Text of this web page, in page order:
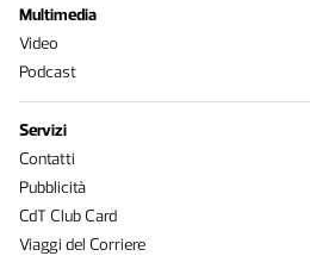
Multimedia
Video
Podcast
Servizi
Contatti
Pubblicità
CdT Club Card
Viaggi del Corriere